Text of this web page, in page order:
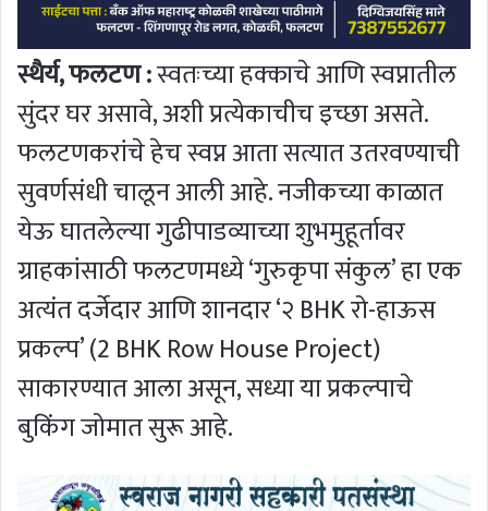
स्थैर्य, फलटण :स्वतःच्या हक्काचे आणि स्वप्नातील
सुंदर घर असावे, अशी प्रत्येकाचीच इच्छा असते.
फलटणकरांचे हेच स्वप्न आता सत्यात उतरवण्याची
सुवर्णसंधी चालून आली आहे. नजीकच्या काळात
येऊ घातलेल्या गुढीपाडव्याच्या शुभमुहूर्तावर
ग्राहकांसाठी फलटणमध्ये ‘गुरुकृपा संकुल’ हा एक
अत्यंत दर्जेदार आणि शानदार ‘२ BHK रो-हाऊस
प्रकल्प’ (2 BHK Row House Project)
साकारण्यात आला असून, सध्या या प्रकल्पाचे
बुकिंग जोमात सुरू आहे.